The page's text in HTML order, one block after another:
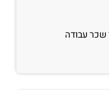
עבודה